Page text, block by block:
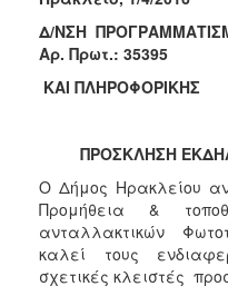
2020
2019
2018
2016
2015
2013
Δ/ΝΣΗ
Aρ. Πρωτ.: 35395
ΚΑΙ ΠΛΗΡΟΦΟΡΙΚΗΣ
ΠΡΟΣΚΛΗΣΗ
Ο Δήμος Ηρακλείου
Προμήθεια &
ανταλλακτικών
καλεί τους
σχετικές κλειστές